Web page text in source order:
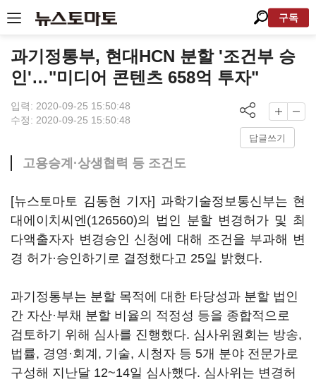
구독
과기정통부, 현대HCN 분할 '조건부 승
인'…"미디어 콘텐츠 658억 투자"
입력: 2020-09-25 15:50:48
수정: 2020-09-25 15:50:48
답글쓰기
고용승계·상생협력 등 조건도
[뉴스토마토 김동현 기자] 과학기술정보통신부는 현
대에이치씨엔(126560)의 법인 분할 변경허가 및 최
다액출자자 변경승인 신청에 대해 조건을 부과해 변
경 허가·승인하기로 결정했다고 25일 밝혔다.
과기정통부는 분할 목적에 대한 타당성과 분할 법인
간 자산·부채 분할 비율의 적정성 등을 종합적으로
검토하기 위해 심사를 진행했다. 심사위원회는 방송,
법률, 경영·회계, 기술, 시청자 등 5개 분야 전문가로
구성해 지난달 12~14일 심사했다. 심사위는 변경허